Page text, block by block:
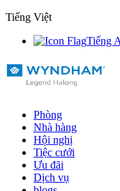
Tiếng Việt
Tiếng
Phòng
Nhà hàng
Hội nghị
Tiệc cưới
Ưu đãi
Dịch vụ